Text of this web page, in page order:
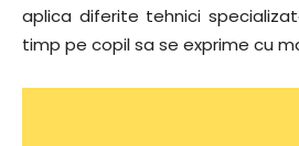
aplica diferite tehnici
timp pe copil sa se exprime cu